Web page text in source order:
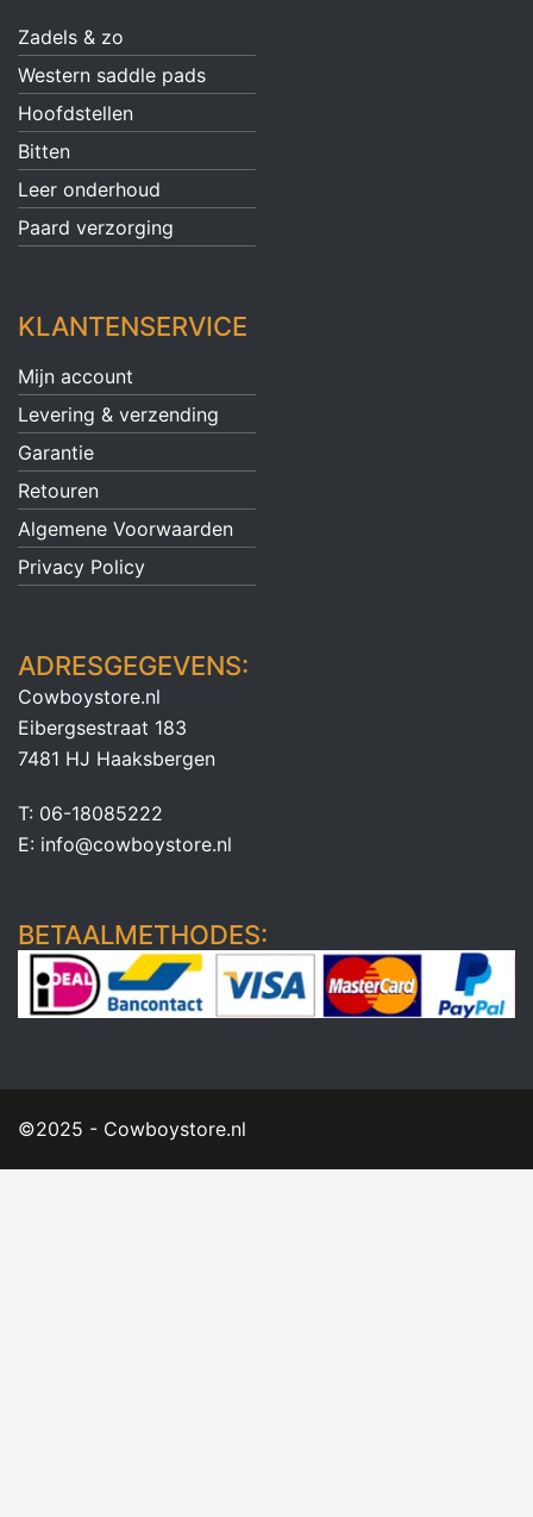
Zadels & zo
Western saddle pads
Hoofdstellen
Bitten
Leer onderhoud
Paard verzorging
KLANTENSERVICE
Mijn account
Levering & verzending
Garantie
Retouren
Algemene Voorwaarden
Privacy Policy
ADRESGEGEVENS:
Cowboystore.nl
Eibergsestraat 183
7481 HJ Haaksbergen
T: 06-18085222
E: info@cowboystore.nl
BETAALMETHODES:
©2025 - Cowboystore.nl